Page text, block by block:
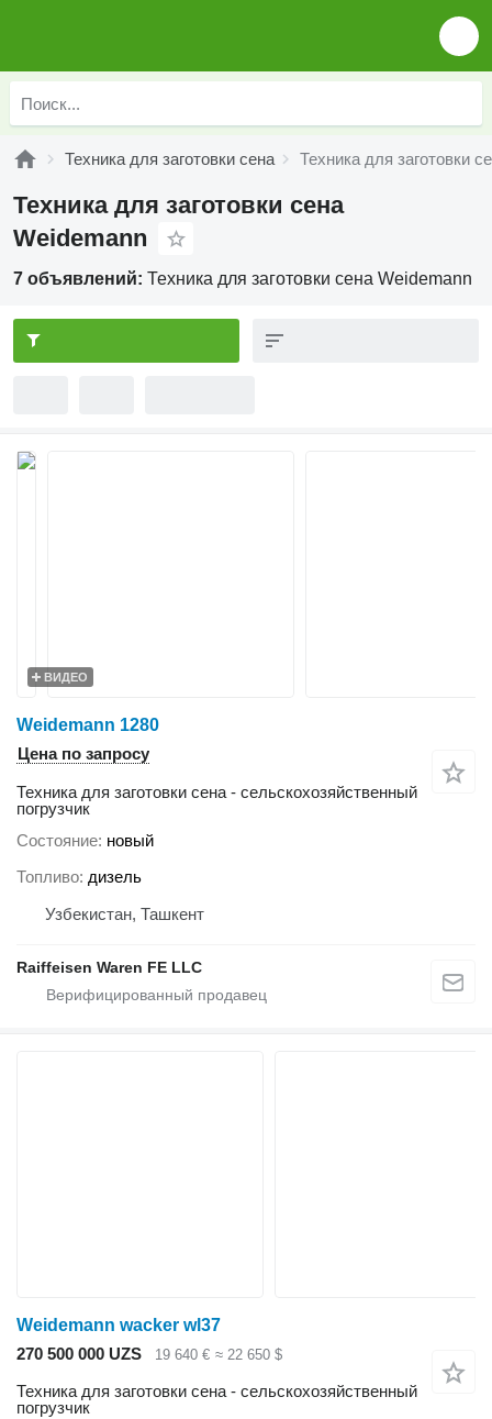
Техника для заготовки сена Техника для заготовки
Техника для заготовки сена
Weidemann
7 объявлений: Техника для заготовки сена Weidemann
ВИДЕО
Weidemann 1280
Цена по запросу
Техника для заготовки сена - сельскохозяйственный
погрузчик
Состояние новый
Топливо дизель
Узбекистан, Ташкент
Raiffeisen Waren FE LLC
Weidemann wacker wl37
270 500 000 UZS
19 640 € ≈ 22 650 $
Техника для заготовки сена - сельскохозяйственный
погрузчик